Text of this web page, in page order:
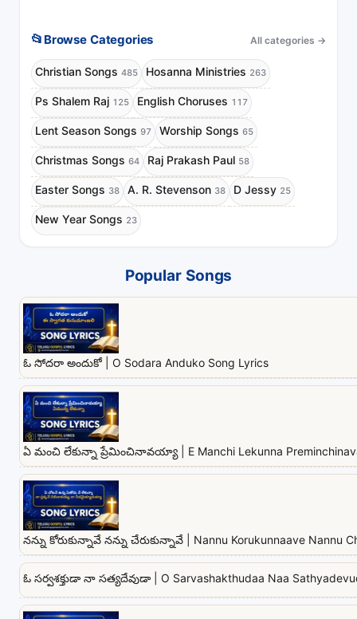
📂 Browse Categories All categories →
Christian Songs 485 Hosanna Ministries 263
Ps Shalem Raj 125 English Choruses 117
Lent Season Songs 97 Worship Songs 65
Christmas Songs 64 Raj Prakash Paul 58
Easter Songs 38 A. R. Stevenson 38 D Jessy 25
New Year Songs 23
Popular Songs
ఓ సోదరా అందుకో | O Sodara Anduko Song Lyrics
ఏ మంచి లేకున్నా ప్రేమించినావయ్యా | E Manchi Lekunna
నన్ను కోరుకున్నావే నన్ను చేరుకున్నావే | Nannu Korukunnaave Nannu
ఓ సర్వశక్తుడా నా సత్యదేవుడా | O Sarvashakthudaa Naa